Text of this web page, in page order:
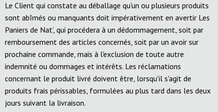
Le Client qui constate au déballage qu'un ou plusieurs produits
sont abîmés ou manquants doit impérativement en avertir Les
Paniers de Nat’, qui procédera à un dédommagement, soit par
remboursement des articles concernés, soit par un avoir sur
prochaine commande, mais à l'exclusion de toute autre
indemnité ou dommages et intérêts. Les réclamations
concernant le produit livré doivent être, lorsqu'il s'agit de
produits frais périssables, formulées au plus tard dans les deux
jours suivant la livraison.